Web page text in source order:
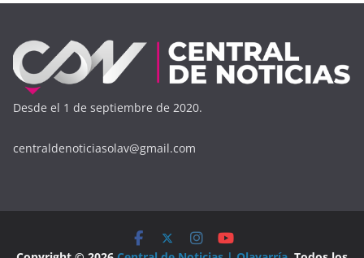
Desde el 1 de septiembre de 2020.
centraldenoticiasolav@gmail.com